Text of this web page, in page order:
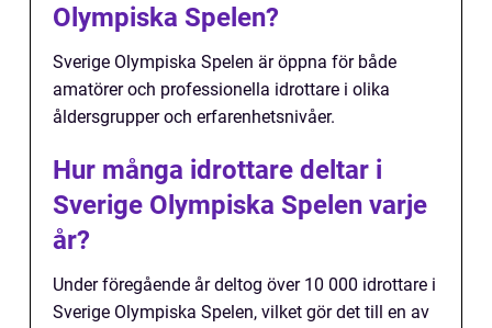
Olympiska Spelen?
Sverige Olympiska Spelen är öppna för både
amatörer och professionella idrottare i olika
åldersgrupper och erfarenhetsnivåer.
Hur många idrottare deltar i
Sverige Olympiska Spelen varje
år?
Under föregående år deltog över 10 000 idrottare i
Sverige Olympiska Spelen, vilket gör det till en av